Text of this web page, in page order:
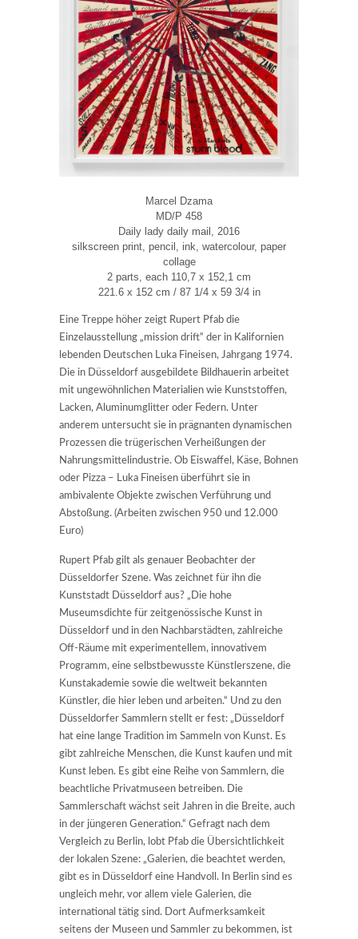
Marcel Dzama
MD/P 458
Daily lady daily mail, 2016
silkscreen print, pencil, ink, watercolour, paper
collage
2 parts, each 110,7 x 152,1 cm
221.6 x 152 cm / 87 1/4 x 59 3/4 in
Eine Treppe höher zeigt Rupert Pfab die
Einzelausstellung „mission drift“ der in Kalifornien
lebenden Deutschen Luka Fineisen, Jahrgang 1974.
Die in Düsseldorf ausgebildete Bildhauerin arbeitet
mit ungewöhnlichen Materialien wie Kunststoffen,
Lacken, Aluminumglitter oder Federn. Unter
anderem untersucht sie in prägnanten dynamischen
Prozessen die trügerischen Verheißungen der
Nahrungsmittelindustrie. Ob Eiswaffel, Käse, Bohnen
oder Pizza – Luka Fineisen überführt sie in
ambivalente Objekte zwischen Verführung und
Abstoßung. (Arbeiten zwischen 950 und 12.000
Euro)
Rupert Pfab gilt als genauer Beobachter der
Düsseldorfer Szene. Was zeichnet für ihn die
Kunststadt Düsseldorf aus? „Die hohe
Museumsdichte für zeitgenössische Kunst in
Düsseldorf und in den Nachbarstädten, zahlreiche
Off-Räume mit experimentellem, innovativem
Programm, eine selbstbewusste Künstlerszene, die
Kunstakademie sowie die weltweit bekannten
Künstler, die hier leben und arbeiten.“ Und zu den
Düsseldorfer Sammlern stellt er fest: „Düsseldorf
hat eine lange Tradition im Sammeln von Kunst. Es
gibt zahlreiche Menschen, die Kunst kaufen und mit
Kunst leben. Es gibt eine Reihe von Sammlern, die
beachtliche Privatmuseen betreiben. Die
Sammlerschaft wächst seit Jahren in die Breite, auch
in der jüngeren Generation.“ Gefragt nach dem
Vergleich zu Berlin, lobt Pfab die Übersichtlichkeit
der lokalen Szene: „Galerien, die beachtet werden,
gibt es in Düsseldorf eine Handvoll. In Berlin sind es
ungleich mehr, vor allem viele Galerien, die
international tätig sind. Dort Aufmerksamkeit
seitens der Museen und Sammler zu bekommen, ist